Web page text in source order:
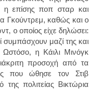
επίσης ποπ σταρ και
Γκούντρεμ, καθώς και ο
ο οποίος είχε δηλώσει:
συμπάσχουν μαζί της και
Ωστόσο, η Κάιλι Μινόγκ
προσοχή από τα
που ώθησε τον Στιβ
πολιτείας Βικτώρια